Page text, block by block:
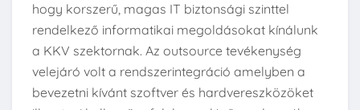
hogy korszerű, magas IT biztonsági szinttel
rendelkező informatikai megoldásokat kínálunk
a KKV szektornak. Az outsource tevékenység
velejáró volt a rendszerintegráció amelyben a
bevezetni kívánt szoftver és hardvereszközöket